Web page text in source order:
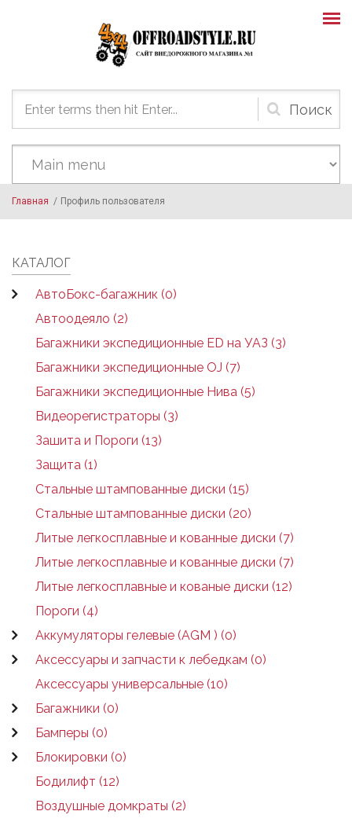
Форма
поиска
Главная / Профиль пользователя
КАТАЛОГ
АвтоБокс-багажник (0)
Автоодеяло (2)
Багажники экспедиционные ED на УАЗ (3)
Багажники экспедиционные OJ (7)
Багажники экспедиционные Нива (5)
Видеорегистраторы (3)
Зашита и Пороги (13)
Защита (1)
Стальные штампованные диски (15)
Стальные штампованные диски (20)
Литые легкосплавные и кованные диски (7)
Литые легкосплавные и кованные диски (7)
Литые легкосплавные и кованые диски (12)
Пороги (4)
Аккумуляторы гелевые (AGM ) (0)
Аксессуары и запчасти к лебедкам (0)
Аксессуары универсальные (10)
Багажники (0)
Бамперы (0)
Блокировки (0)
Бодилифт (12)
Воздушные домкраты (2)